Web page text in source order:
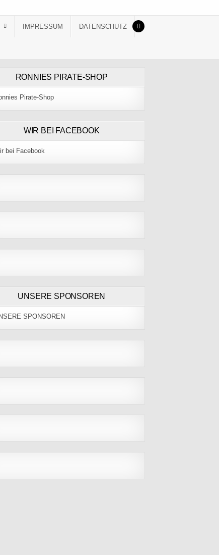
IMPRESSUM DATENSCHUTZ
RONNIES PIRATE-SHOP
WIR BEI FACEBOOK
UNSERE SPONSOREN